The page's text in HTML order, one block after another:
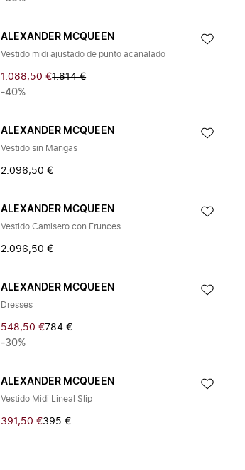
ALEXANDER MCQUEEN
Vestido midi ajustado de punto acanalado
1.088,50 €1.814 €
-40%
ALEXANDER MCQUEEN
Vestido sin Mangas
2.096,50 €
ALEXANDER MCQUEEN
Vestido Camisero con Frunces
2.096,50 €
ALEXANDER MCQUEEN
Dresses
548,50 €784 €
-30%
ALEXANDER MCQUEEN
Vestido Midi Lineal Slip
391,50 €395 €